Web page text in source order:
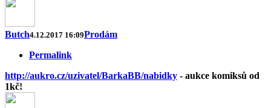
Butch4.12.2017 16:09Prodám
Permalink
http://aukro.cz/uzivatel/BarkaBB/nabidky - aukce komiksů od
1kč!